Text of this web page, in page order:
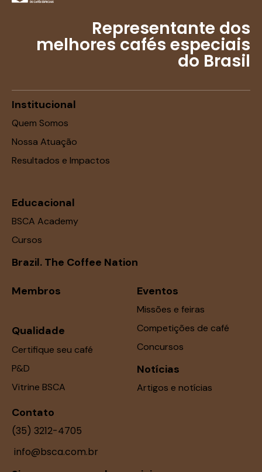
Representante dos
melhores cafés especiais
do Brasil
Institucional
Quem Somos
Nossa Atuação
Resultados e Impactos
Educacional
BSCA Academy
Cursos
Brazil. The Coffee Nation
Membros
Qualidade
Certifique seu café
P&D
Vitrine BSCA
Eventos
Missões e feiras
Competições de café
Concursos
Notícias
Artigos e notícias
Contato
(35) 3212-4705
info@bsca.com.br